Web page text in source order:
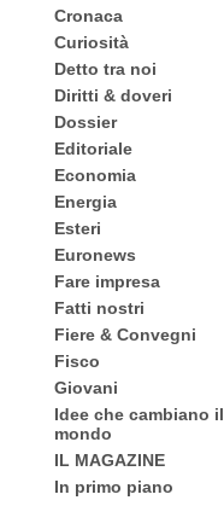
Cronaca
Curiosità
Detto tra noi
Diritti & doveri
Dossier
Editoriale
Economia
Energia
Esteri
Euronews
Fare impresa
Fatti nostri
Fiere & Convegni
Fisco
Giovani
Idee che cambiano il
mondo
IL MAGAZINE
In primo piano